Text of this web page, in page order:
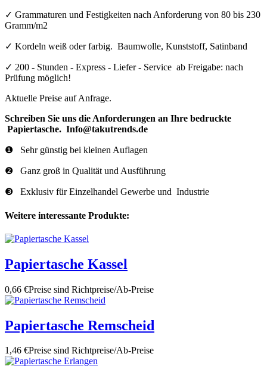
✓ Grammaturen und Festigkeiten nach Anforderung von 80 bis 230
Gramm/m2
✓ Kordeln weiß oder farbig. Baumwolle, Kunststoff, Satinband
✓ 200 - Stunden - Express - Liefer - Service ab Freigabe: nach
Prüfung möglich!
Aktuelle Preise auf Anfrage.
Schreiben Sie uns die Anforderungen an Ihre bedruckte
Papiertasche. Info@takutrends.de
❶ Sehr günstig bei kleinen Auflagen
❷ Ganz groß in Qualität und Ausführung
❸ Exklusiv für Einzelhandel Gewerbe und Industrie
Weitere interessante Produkte:
Papiertasche Kassel
0,66 €Preise sind Richtpreise/Ab-Preise
Papiertasche Remscheid
1,46 €Preise sind Richtpreise/Ab-Preise